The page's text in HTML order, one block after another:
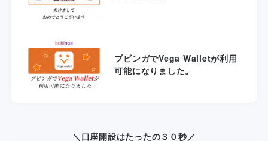
ブビンガでVega Walletが利用
可能になりました。
＼口座開設はたったの３０秒／